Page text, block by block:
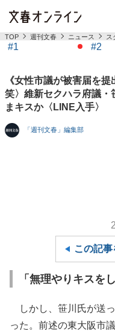
TOP 週刊文春 ニュース ス
#1 #2
《女性市議が被害届を
笑〉維新セクハラ府議・
まキスか〈LINE入手〉
「週刊文春」編集部
2
この記
「無理やりキスを
しかし、笹川氏が送
った。前述の東大阪市